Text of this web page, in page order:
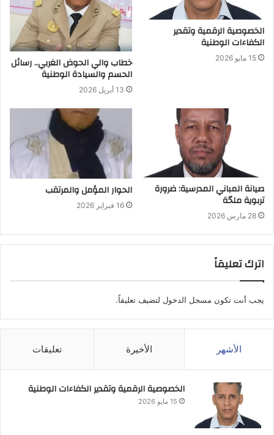
الخصوصية الرقمية وتقدير
الكفاءات الوطنية
15 مايو 2026 خطاب والي الحوض الغربي.. رسائل
الحسم والسيادة الوطنية
13 أبريل 2026
صيانة المباني المدرسية: ضرورة
تربوية ملحّة
28 مارس 2026
الحوار المؤمل والمرتقب
16 فبراير 2026
اترك تعليقاً
يجب أنت تكون مسجل الدخول لتضيف تعليقاً.
الأشهر الأخيرة تعليقات
الخصوصية الرقمية وتقدير الكفاءات الوطنية
15 مايو 2026